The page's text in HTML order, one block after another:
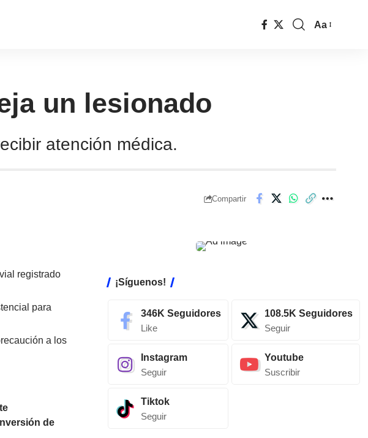
Aa
un lesionado
atención médica.
Compartir
registrado
para
a los
de
¡Síguenos!
346K Seguidores
Like
108.5K Seguidores
Seguir
Instagram
Seguir
Youtube
Suscribir
Tiktok
Seguir